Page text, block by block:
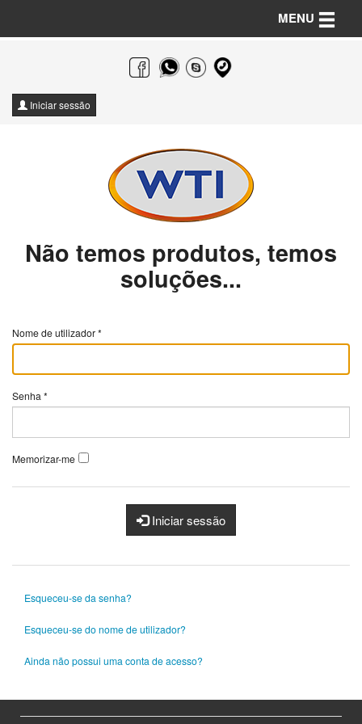
Iniciar sessão
Não temos produtos, temos
soluções...
MENU Toggle
Nome de utilizador*
Senha *
Memorizar-me
Iniciar sessão
Esqueceu-se da senha?
Esqueceu-se do nome de utilizador?
Ainda não possui uma conta de acesso?